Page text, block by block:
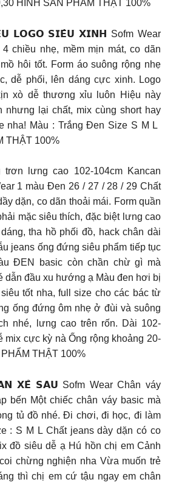
HÌNH SẢN PHẨM THẬT 100%
𝗟𝗢𝗚𝗢 𝗦𝗜𝗘̂𝗨 𝗫𝗜𝗡𝗛 Sofm Wear
chiều nhẹ, mềm mịn mát, co dãn
hôi tốt. Form áo suông rộng nhẹ
dễ phối, lên dáng cực xinh. Logo
xò dễ thương xỉu luôn Hiệu này
nhưng lại chất, mix cùng short hay
nha! Màu : Trắng Đen Size S M L
THẬT 100%
trơn lưng cao 102-104cm Kancan
1 màu Đen 26 / 27 / 28 / 29 Chất
dặn, co dãn thoải mái. Form quần
mặc siêu thích, đặc biệt lưng cao
tha hồ phối đồ, hack chân dài
jeans ống đứng siêu phẩm tiếp tục
ĐEN basic còn chần chừ gì mà
dẫn đầu xu hướng ạ Màu đen hơi bị
tốt nha, full size cho các bác từ
ống đứng ôm nhẹ ở đùi và suông
nhé, lưng cao trên rốn. Dài 102-
mix cực kỳ nà Ống rộng khoảng 20-
THẬT 100%
𝗫𝗘̉ 𝗦𝗔𝗨 Sofm Wear Chân váy
bến Một chiếc chân váy basic mà
tủ đồ nhé. Đi chơi, đi học, đi làm
: S M L Chất jeans dày dặn có co
đồ siêu dễ ạ Hú hồn chị em Cảnh
chừng nghiện nha Vừa muốn trẻ
thì chị em cứ tậu ngay em chân